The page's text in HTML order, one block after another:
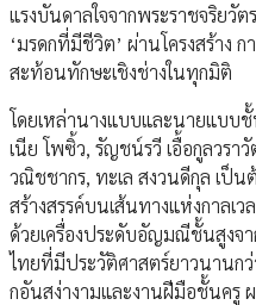
แรงบันดาลใจจากพระราชจริยวั
‘มรดกที่มีชีวิต’ ผ่านโครงสร้าง
สะท้อนทักษะเชิงช่างในทุกมิติ
โดยเหล่านางแบบและนายแบ
เนีย โพซิ้ว, รัญชน์รวี เอื้อกูลวร
วณิชชากร, ทะเล สงวนดีกุล เป็
สร้างสรรค์บนเส้นทางแห่งกาลเ
ด้วยเครื่องประดับอัญมณีชั้นสูงจา
ไทยที่มีประวัติศาสตร์ยาวนานก
กอันสง่างามและงานฝีมือชั้นครู